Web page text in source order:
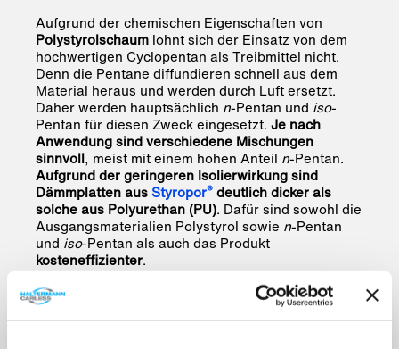
Aufgrund der chemischen Eigenschaften von
Polystyrolschaum lohnt sich der Einsatz von dem
hochwertigen Cyclopentan als Treibmittel nicht.
Denn die Pentane diffundieren schnell aus dem
Material heraus und werden durch Luft ersetzt.
Daher werden hauptsächlich n-Pentan und iso-
Pentan für diesen Zweck eingesetzt. Je nach
Anwendung sind verschiedene Mischungen
sinnvoll, meist mit einem hohen Anteil n-Pentan.
Aufgrund der geringeren Isolierwirkung sind
Dämmplatten ausStyropor® deutlich dicker als
solche aus Polyurethan (PU). Dafür sind sowohl die
Ausgangsmaterialien Polystyrol sowie n-Pentan
und iso-Pentan als auch das Produkt
kosteneffizienter.
Welche Rollen spielen Pentan-